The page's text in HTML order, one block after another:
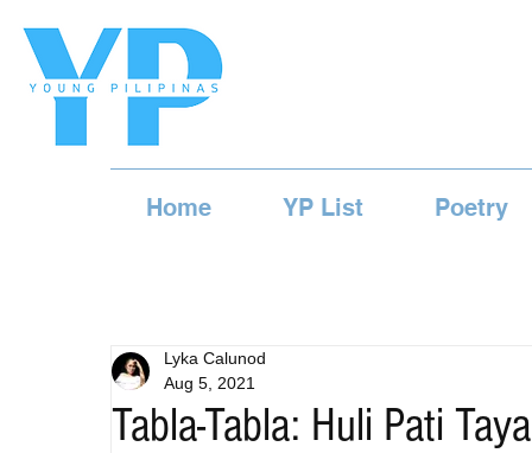
Home YP List Poetry
Tabla-Tabla: Huli Pati Taya
Lyka Calunod
Aug 5, 2021